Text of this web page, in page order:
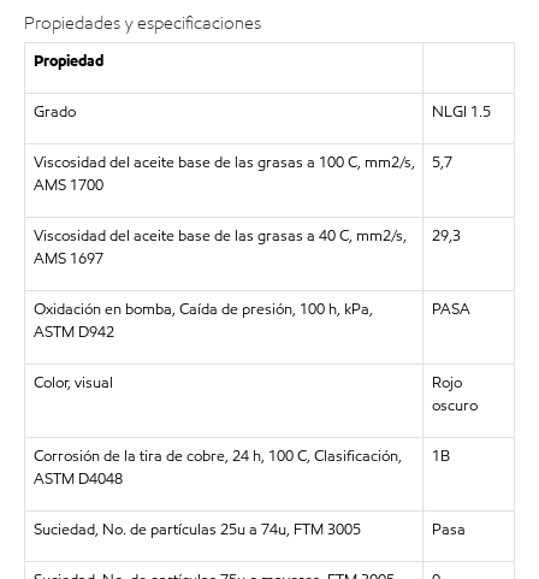
Propiedades y especificaciones
Propiedad
Grado NLGI 1.5
Viscosidad del aceite base de las grasas a 100 C, mm2/s,
AMS 1700
5,7
Viscosidad del aceite base de las grasas a 40 C, mm2/s,
AMS 1697
29,3
Oxidación en bomba, Caída de presión, 100 h, kPa,
ASTM D942
PASA
Color, visual
Rojo
oscuro
Corrosión de la tira de cobre, 24 h, 100 C, Clasificación,
ASTM D4048
1B
Suciedad, No. de partículas 25u a 74u, FTM 3005 Pasa